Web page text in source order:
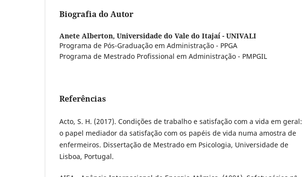
Biografia do Autor
Anete Alberton, Universidade do Vale do Itajaí - UNIVALI
Programa de Pós-Graduação em Administração - PPGA
Programa de Mestrado Profissional em Administração - PMPGIL
Referências
Acto, S. H. (2017). Condições de trabalho e satisfação com a vida em geral:
o papel mediador da satisfação com os papéis de vida numa amostra de
enfermeiros. Dissertação de Mestrado em Psicologia, Universidade de
Lisboa, Portugal.